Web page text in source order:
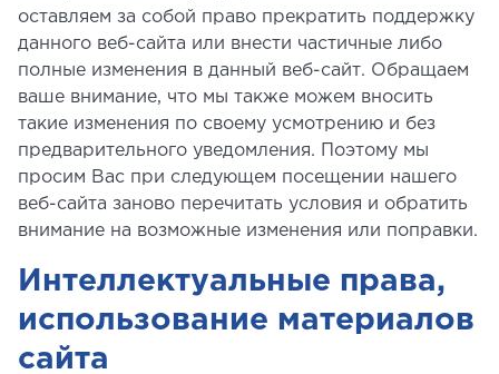
оставляем за собой право прекратить поддержку
данного веб-сайта или внести частичные либо
полные изменения в данный веб-сайт. Обращаем
ваше внимание, что мы также можем вносить
такие изменения по своему усмотрению и без
предварительного уведомления. Поэтому мы
просим Вас при следующем посещении нашего
веб-сайта заново перечитать условия и обратить
внимание на возможные изменения или поправки.
Интеллектуальные права,
использование материалов
сайта